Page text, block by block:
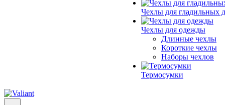
Чехлы для гладильных
Чехлы для одежды
Длинные чехлы
Короткие чехлы
Наборы чехлов
Термосумки